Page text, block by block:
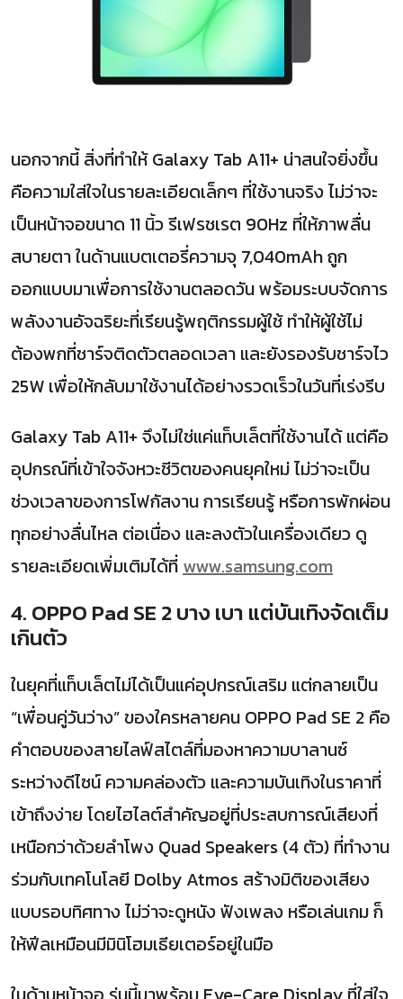
นอกจากนี้ สิ่งที่ทำให้ Galaxy Tab A11+ น่าสนใจยิ่งขึ้น
คือความใส่ใจในรายละเอียดเล็กๆ ที่ใช้งานจริง ไม่ว่าจะ
เป็นหน้าจอขนาด 11 นิ้ว รีเฟรชเรต 90Hz ที่ให้ภาพลื่น
สบายตา ในด้านแบตเตอรี่ความจุ 7,040mAh ถูก
ออกแบบมาเพื่อการใช้งานตลอดวัน พร้อมระบบจัดการ
พลังงานอัจฉริยะที่เรียนรู้พฤติกรรมผู้ใช้ ทำให้ผู้ใช้ไม่
ต้องพกที่ชาร์จติดตัวตลอดเวลา และยังรองรับชาร์จไว
25W เพื่อให้กลับมาใช้งานได้อย่างรวดเร็วในวันที่เร่งรีบ
Galaxy Tab A11+ จึงไม่ใช่แค่แท็บเล็ตที่ใช้งานได้ แต่คือ
อุปกรณ์ที่เข้าใจจังหวะชีวิตของคนยุคใหม่ ไม่ว่าจะเป็น
ช่วงเวลาของการโฟกัสงาน การเรียนรู้ หรือการพักผ่อน
ทุกอย่างลื่นไหล ต่อเนื่อง และลงตัวในเครื่องเดียว ดู
รายละเอียดเพิ่มเติมได้ที่www.samsung.com
4. OPPO Pad SE 2 บาง เบา แต่บันเทิงจัดเต็ม
เกินตัว
ในยุคที่แท็บเล็ตไม่ได้เป็นแค่อุปกรณ์เสริม แต่กลายเป็น
“เพื่อนคู่วันว่าง” ของใครหลายคน OPPO Pad SE 2 คือ
คำตอบของสายไลฟ์สไตล์ที่มองหาความบาลานซ์
ระหว่างดีไซน์ ความคล่องตัว และความบันเทิงในราคาที่
เข้าถึงง่าย โดยไฮไลต์สำคัญอยู่ที่ประสบการณ์เสียงที่
เหนือกว่าด้วยลำโพง Quad Speakers (4 ตัว) ที่ทำงาน
ร่วมกับเทคโนโลยี Dolby Atmos สร้างมิติของเสียง
แบบรอบทิศทาง ไม่ว่าจะดูหนัง ฟังเพลง หรือเล่นเกม ก็
ให้ฟีลเหมือนมีมินิโฮมเธียเตอร์อยู่ในมือ